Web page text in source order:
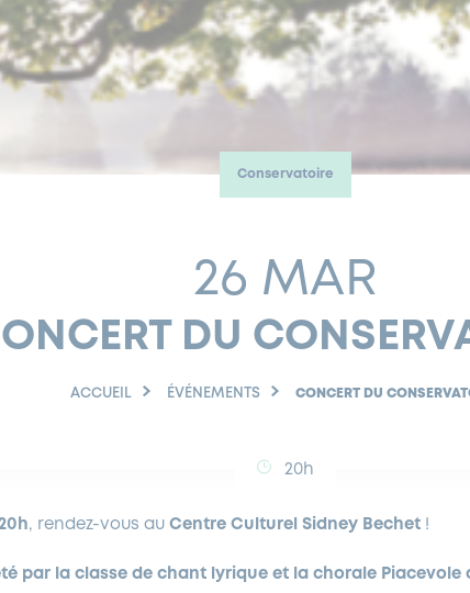
Conservatoire
26 MAR
DU
ACCUEIL ÉVÉNEMENTS CONCERT DU
20h
, rendez-vous auCentre Culturel Sidney Bechet!
par la classe de chant lyrique et la chorale Piacevole